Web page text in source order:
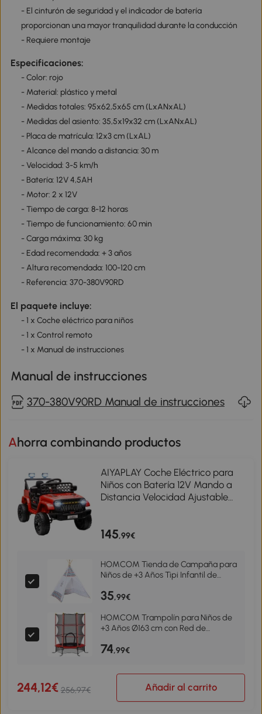
- El cinturón de seguridad y el indicador de batería
proporcionan una mayor tranquilidad durante la conducción
- Requiere montaje
Especificaciones:
- Color: rojo
- Material: plástico y metal
- Medidas totales: 95x62,5x65 cm (LxANxAL)
- Medidas del asiento: 35,5x19x32 cm (LxANxAL)
- Placa de matrícula: 12x3 cm (LxAL)
- Alcance del mando a distancia: 30 m
- Velocidad: 3-5 km/h
- Batería: 12V 4,5AH
- Motor: 2 x 12V
- Tiempo de carga: 8-12 horas
- Tiempo de funcionamiento: 60 min
- Carga máxima: 30 kg
- Edad recomendada: + 3 años
- Altura recomendada: 100-120 cm
- Referencia: 370-380V90RD
El paquete incluye:
- 1 x Coche eléctrico para niños
- 1 x Control remoto
- 1 x Manual de instrucciones
Manual de instrucciones
370-380V90RD Manual de instrucciones
Ahorra combinando productos
AIYAPLAY Coche Eléctrico para
Niños con Batería 12V Mando a
Distancia Velocidad Ajustable
145,99€
HOMCOM Tienda de Campaña para
Niños de +3 Años Tipi Infantil de
Interiores y Exteriores 120x120x155
35,99€
HOMCOM Trampolín para Niños de
+3 Años Ø163 cm con Red de
50 kg para Interior y Exterior Rojo
74,99€
244,12€ 256,97€ Añadir al carrito